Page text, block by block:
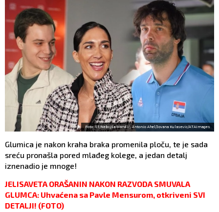
Foto: ST/Nebojša Mandić, Antonio Ahel/Jovana Kulasevic/ATAImages
Glumica je nakon kraha braka promenila ploču, te je sada
sreću pronašla pored mlađeg kolege, a jedan detalj
iznenadio je mnoge!
JELISAVETA ORAŠANIN NAKON RAZVODA SMUVALA
GLUMCA: Uhvaćena sa Pavle Mensurom, otkriveni SVI
DETALJI! (FOTO)